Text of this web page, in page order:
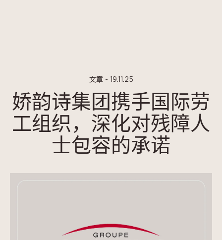
文章 - 19.11.25
娇韵诗集团携手国际劳
工组织，深化对残障人
士包容的承诺